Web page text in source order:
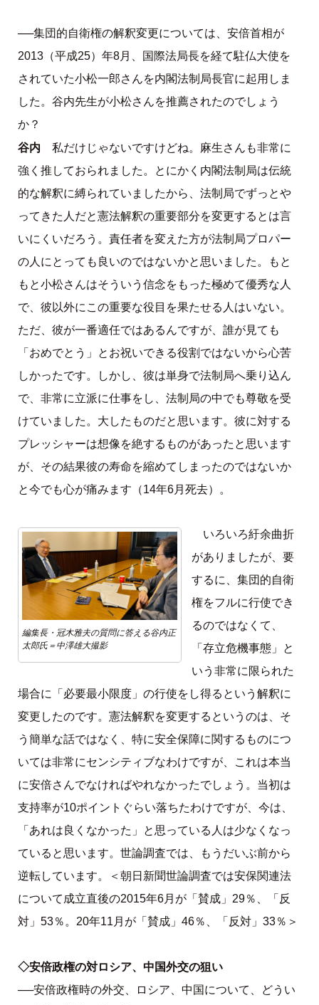
──集団的自衛権の解釈変更については、安倍首相が
2013（平成25）年8月、国際法局長を経て駐仏大使を
されていた小松一郎さんを内閣法制局長官に起用しま
した。谷内先生が小松さんを推薦されたのでしょう
か？
谷内 私だけじゃないですけどね。麻生さんも非常に
強く推しておられました。とにかく内閣法制局は伝統
的な解釈に縛られていましたから、法制局でずっとや
ってきた人だと憲法解釈の重要部分を変更するとは言
いにくいだろう。責任者を変えた方が法制局プロパー
の人にとっても良いのではないかと思いました。もと
もと小松さんはそういう信念をもった極めて優秀な人
で、彼以外にこの重要な役目を果たせる人はいない。
ただ、彼が一番適任ではあるんですが、誰が見ても
「おめでとう」とお祝いできる役割ではないから心苦
しかったです。しかし、彼は単身で法制局へ乗り込ん
で、非常に立派に仕事をし、法制局の中でも尊敬を受
けていました。大したものだと思います。彼に対する
プレッシャーは想像を絶するものがあったと思います
が、その結果彼の寿命を縮めてしまったのではないか
と今でも心が痛みます（14年6月死去）。
編集長・冠木雅夫の質問に答える谷内正
太郎氏＝中澤雄大撮影
いろいろ紆余曲折
がありましたが、要
するに、集団的自衛
権をフルに行使でき
るのではなくて、
「存立危機事態」と
いう非常に限られた
場合に「必要最小限度」の行使をし得るという解釈に
変更したのです。憲法解釈を変更するというのは、そ
う簡単な話ではなく、特に安全保障に関するものにつ
いては非常にセンシティブなわけですが、これは本当
に安倍さんでなければやれなかったでしょう。当初は
支持率が10ポイントぐらい落ちたわけですが、今は、
「あれは良くなかった」と思っている人は少なくなっ
ていると思います。世論調査では、もうだいぶ前から
逆転しています。＜朝日新聞世論調査では安保関連法
について成立直後の2015年6月が「賛成」29％、「反
対」53％。20年11月が「賛成」46％、「反対」33％＞
◇安倍政権の対ロシア、中国外交の狙い
──安倍政権時の外交、ロシア、中国について、どうい